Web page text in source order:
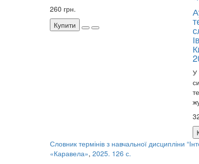
260 грн.
Купити
У
Словник термінів з навчальної дисципліни
«Каравела», 2025. 126 с.